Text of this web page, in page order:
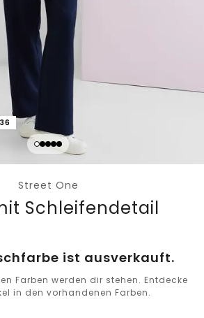
Street One
Schleifendetail
ist ausverkauft.
Farben werden dir stehen. Entdecke
in den vorhandenen Farben.